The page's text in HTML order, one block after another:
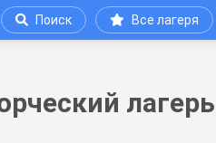
Поиск Все лагеря